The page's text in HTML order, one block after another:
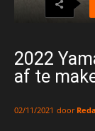
2022
af te
02/11/2021 door